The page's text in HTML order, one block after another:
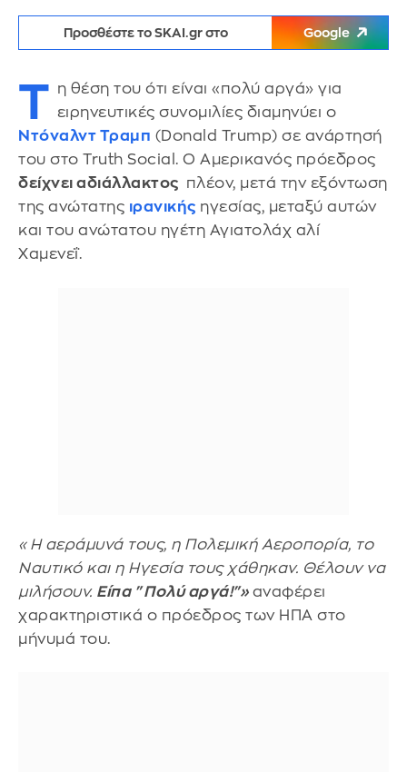
Προσθέστε το SKAI.gr στο Google
Τ η θέση του ότι είναι «πολύ αργά» για
ειρηνευτικές συνομιλίες διαμηνύει ο
Ντόναλντ Τραμπ (Donald Trump) σε ανάρτησή
του στο Truth Social. Ο Αμερικανός πρόεδρος
δείχνει αδιάλλακτος πλέον, μετά την εξόντωση
της ανώτατης ιρανικής ηγεσίας, μεταξύ αυτών
και του ανώτατου ηγέτη Αγιατολάχ αλί
Χαμενεΐ.
«Η αεράμυνά τους, η Πολεμική Αεροπορία, το
Ναυτικό και η Ηγεσία τους χάθηκαν. Θέλουν να
μιλήσουν. Είπα "Πολύ αργά!"» αναφέρει
χαρακτηριστικά ο πρόεδρος των ΗΠΑ στο
μήνυμά του.